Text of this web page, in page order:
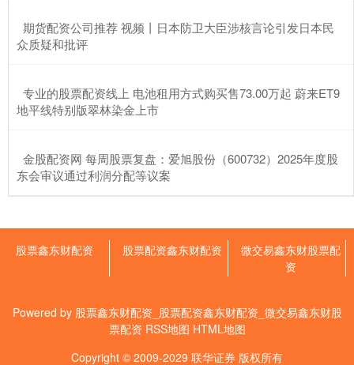
​期货配资公司推荐 视频丨日本防卫大臣涉核言论引发日本民
众质疑和批评
​专业的股票配资线上 电池租用方式购买售73.00万起 蔚来ET9
地平线特别版翠林染金上市
​金股配资网 每周股票复盘：爱旭股份（600732）2025年度股
东会审议通过利润分配等议案
股票鑫东财配资 股票配资鑫东财配资
微交易鑫东财股票配
资
Powered by 股票鑫东财配资_股票配资鑫东财配资_微交易鑫东财股
票配资 RSS地图 HTML地图
Copyright © 2009-2029 联华证券 版权所有